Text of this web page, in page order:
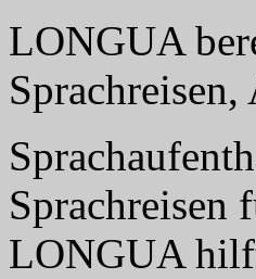
LONGUA
Sprachreisen
LONGUA